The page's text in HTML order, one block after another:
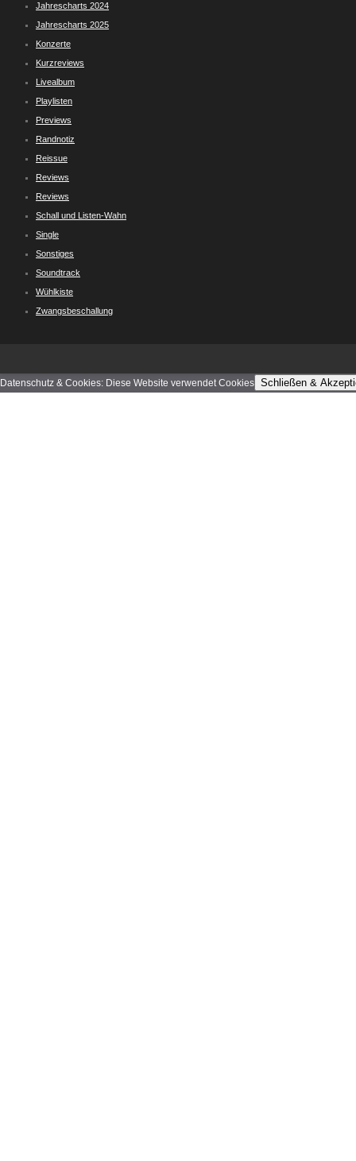
Jahrescharts 2024
Jahrescharts 2025
Konzerte
Kurzreviews
Livealbum
Playlisten
Previews
Randnotiz
Reissue
Reviews
Reviews
Schall und Listen-Wahn
Single
Sonstiges
Soundtrack
Wühlkiste
Zwangsbeschallung
Datenschutz & Cookies: Diese Website verwendet Cookies Schließen &